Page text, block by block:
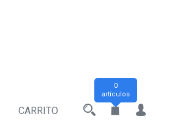
CARRITO
0
artículos